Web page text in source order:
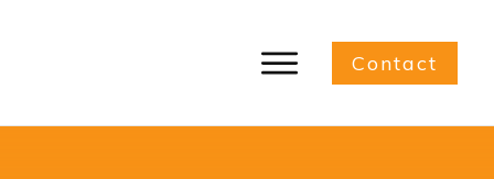
Contact